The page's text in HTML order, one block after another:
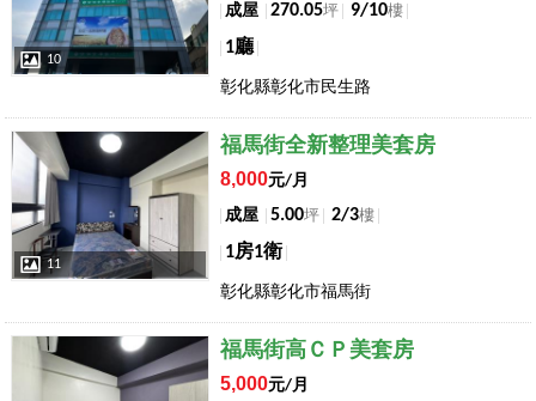
10
成屋
270.05坪 9/10樓
1廳
彰化縣彰化市民生路
店長推薦
11
福馬街全新整理美套房
8,000元/月
成屋
5.00坪 2/3樓
1房1衛
彰化縣彰化市福馬街
店長推薦 福馬街高ＣＰ美套房
5,000元/月